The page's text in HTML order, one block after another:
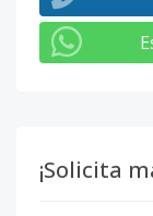
¡Solicita